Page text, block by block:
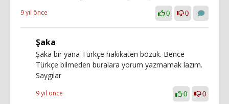
9 yıl önce 0 0
Şaka
Şaka bir yana Türkçe hakikaten bozuk. Bence
Türkçe bilmeden buralara yorum yazmamak lazım.
Saygılar
9 yıl önce 0 0